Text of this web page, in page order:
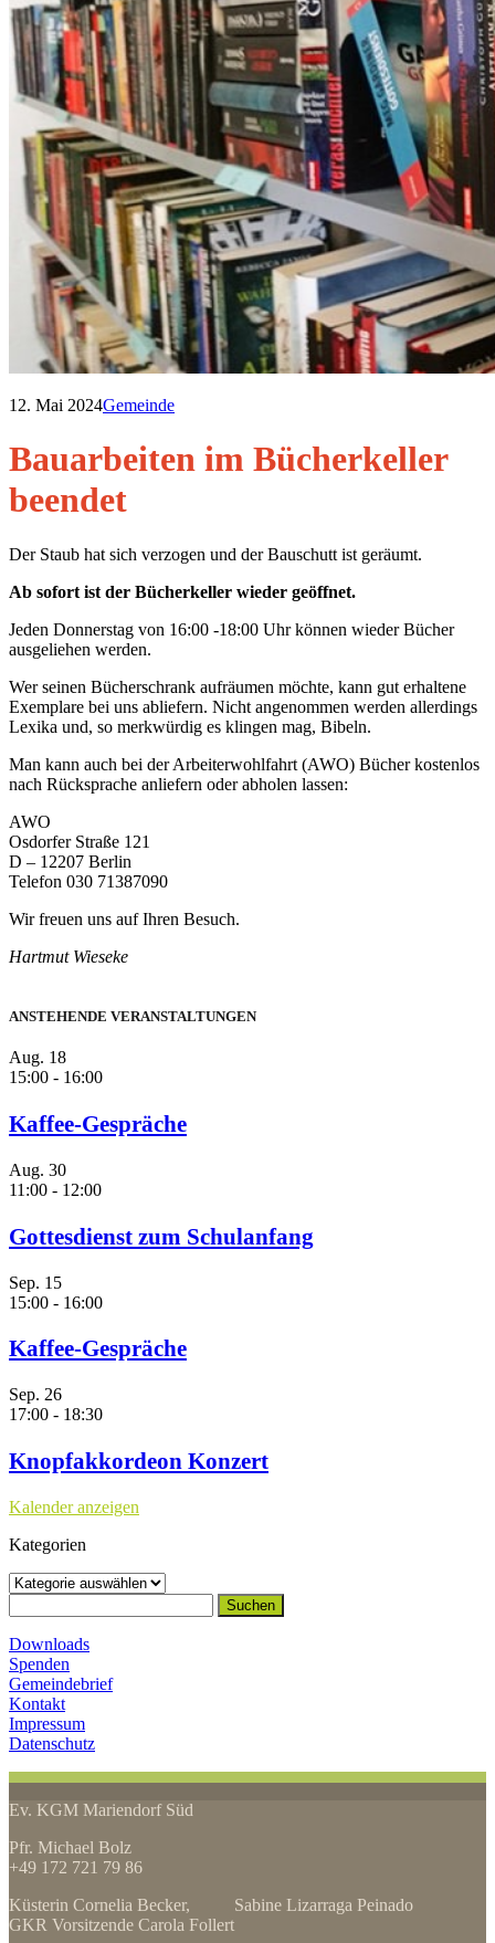
12. Mai 2024Gemeinde
Bauarbeiten im Bücherkeller
beendet
Der Staub hat sich verzogen und der Bauschutt ist geräumt.
Ab sofort ist der Bücherkeller wieder geöffnet.
Jeden Donnerstag von 16:00 -18:00 Uhr können wieder Bücher
ausgeliehen werden.
Wer seinen Bücherschrank aufräumen möchte, kann gut erhaltene
Exemplare bei uns abliefern. Nicht angenommen werden allerdings
Lexika und, so merkwürdig es klingen mag, Bibeln.
Man kann auch bei der Arbeiterwohlfahrt (AWO) Bücher kostenlos
nach Rücksprache anliefern oder abholen lassen:
AWO
Osdorfer Straße 121
D – 12207 Berlin
Telefon 030 71387090
Wir freuen uns auf Ihren Besuch.
Hartmut Wieseke
ANSTEHENDE VERANSTALTUNGEN
Aug. 18
15:00 - 16:00
Kaffee-Gespräche
Aug. 30
11:00 - 12:00
Gottesdienst zum Schulanfang
Sep. 15
15:00 - 16:00
Kaffee-Gespräche
Sep. 26
17:00 - 18:30
Knopfakkordeon Konzert
Kalender anzeigen
Kategorien
Kategorien
nach:
Downloads
Spenden
Gemeindebrief
Kontakt
Impressum
Datenschutz
Ev. KGM Mariendorf Süd
Pfr. Michael Bolz
+49 172 721 79 86
Küsterin Cornelia Becker, Sabine Lizarraga Peinado
GKR Vorsitzende Carola Follert